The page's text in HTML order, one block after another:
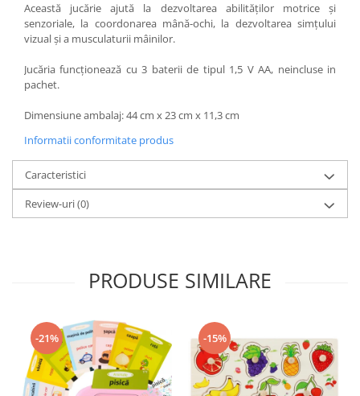
Această jucărie ajută la dezvoltarea abilităţilor motrice şi
senzoriale, la coordonarea mână-ochi, la dezvoltarea simţului
vizual şi a musculaturii mâinilor.
Jucăria funcţionează cu 3 baterii de tipul 1,5 V AA, neincluse in
pachet.
Dimensiune ambalaj: 44 cm x 23 cm x 11,3 cm
Informatii conformitate produs
Caracteristici
Review-uri(0)
PRODUSE SIMILARE
-21% -15%